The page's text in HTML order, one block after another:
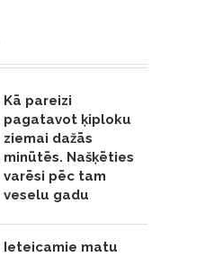
Kā pareizi
pagatavot ķiploku
ziemai dažās
minūtēs. Našķēties
varēsi pēc tam
veselu gadu
Ieteicamie matu